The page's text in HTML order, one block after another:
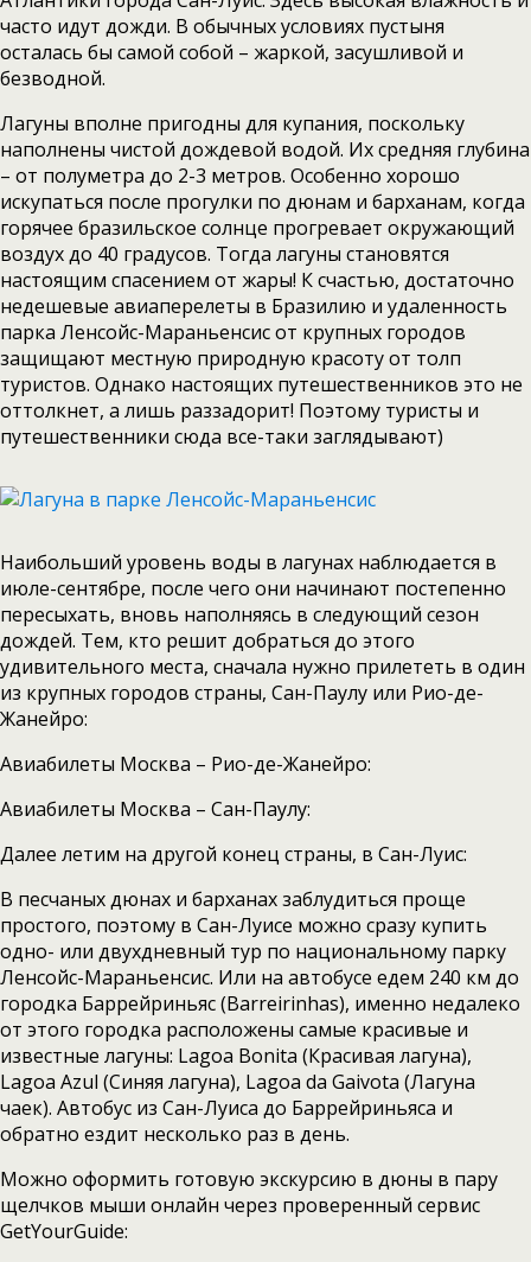
часто идут дожди. В обычных условиях пустыня
осталась бы самой собой – жаркой, засушливой и
безводной.
Лагуны вполне пригодны для купания, поскольку
наполнены чистой дождевой водой. Их средняя глубина
– от полуметра до 2-3 метров. Особенно хорошо
искупаться после прогулки по дюнам и барханам, когда
горячее бразильское солнце прогревает окружающий
воздух до 40 градусов. Тогда лагуны становятся
настоящим спасением от жары! К счастью, достаточно
недешевые авиаперелеты в Бразилию и удаленность
парка Ленсойс-Мараньенсис от крупных городов
защищают местную природную красоту от толп
туристов. Однако настоящих путешественников это не
оттолкнет, а лишь раззадорит! Поэтому туристы и
путешественники сюда все-таки заглядывают)
Наибольший уровень воды в лагунах наблюдается в
июле-сентябре, после чего они начинают постепенно
пересыхать, вновь наполняясь в следующий сезон
дождей. Тем, кто решит добраться до этого
удивительного места, сначала нужно прилететь в один
из крупных городов страны, Сан-Паулу или Рио-де-
Жанейро:
Авиабилеты Москва – Рио-де-Жанейро:
Авиабилеты Москва – Сан-Паулу:
Далее летим на другой конец страны, в Сан-Луис:
В песчаных дюнах и барханах заблудиться проще
простого, поэтому в Сан-Луисе можно сразу купить
одно- или двухдневный тур по национальному парку
Ленсойс-Мараньенсис. Или на автобусе едем 240 км до
городка Баррейриньяс (Barreirinhas), именно недалеко
от этого городка расположены самые красивые и
известные лагуны: Lagoa Bonita (Красивая лагуна),
Lagoa Azul (Синяя лагуна), Lagoa da Gaivota (Лагуна
чаек). Автобус из Сан-Луиса до Баррейриньяса и
обратно ездит несколько раз в день.
Можно оформить готовую экскурсию в дюны в пару
щелчков мыши онлайн через проверенный сервис
GetYourGuide: